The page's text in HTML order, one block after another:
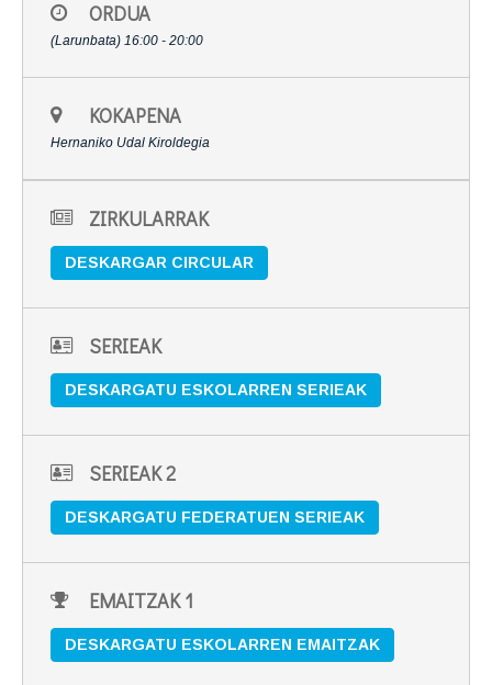
ORDUA
(Larunbata) 16:00 - 20:00
KOKAPENA
Hernaniko Udal Kiroldegia
ZIRKULARRAK
DESKARGAR CIRCULAR
SERIEAK
DESKARGATU ESKOLARREN SERIEAK
SERIEAK 2
DESKARGATU FEDERATUEN SERIEAK
EMAITZAK 1
DESKARGATU ESKOLARREN EMAITZAK